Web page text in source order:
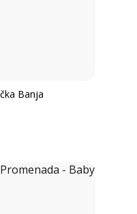
Banja